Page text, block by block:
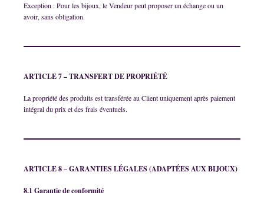
Exception : Pour les bijoux, le Vendeur peut proposer un échange ou un
avoir, sans obligation.
ARTICLE 7 – TRANSFERT DE PROPRIÉTÉ
La propriété des produits est transférée au Client uniquement après paiement
intégral du prix et des frais éventuels.
ARTICLE 8 – GARANTIES LÉGALES (ADAPTÉES AUX BIJOUX)
8.1 Garantie de conformité